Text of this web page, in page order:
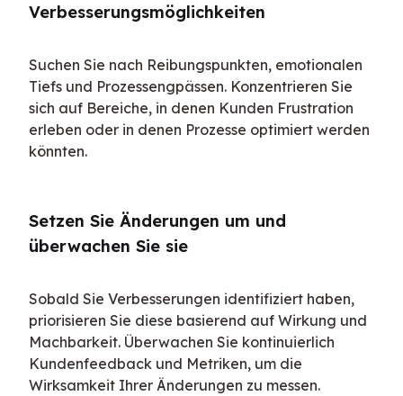
Verbesserungsmöglichkeiten
Suchen Sie nach Reibungspunkten, emotionalen
Tiefs und Prozessengpässen. Konzentrieren Sie
sich auf Bereiche, in denen Kunden Frustration
erleben oder in denen Prozesse optimiert werden
könnten.
Setzen Sie Änderungen um und
überwachen Sie sie
Sobald Sie Verbesserungen identifiziert haben,
priorisieren Sie diese basierend auf Wirkung und
Machbarkeit. Überwachen Sie kontinuierlich
Kundenfeedback und Metriken, um die
Wirksamkeit Ihrer Änderungen zu messen.